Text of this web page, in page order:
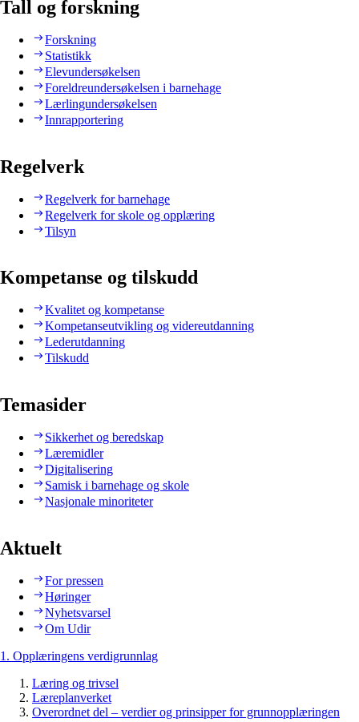
Tall og forskning
Forskning
Statistikk
Elevundersøkelsen
Foreldreundersøkelsen i barnehage
Lærlingundersøkelsen
Innrapportering
Regelverk
Regelverk for barnehage
Regelverk for skole og opplæring
Tilsyn
Kompetanse og tilskudd
Kvalitet og kompetanse
Kompetanseutvikling og videreutdanning
Lederutdanning
Tilskudd
Temasider
Sikkerhet og beredskap
Læremidler
Digitalisering
Samisk i barnehage og skole
Nasjonale minoriteter
Aktuelt
For pressen
Høringer
Nyhetsvarsel
Om Udir
1. Opplæringens verdigrunnlag
Læring og trivsel
Læreplanverket
Overordnet del – verdier og prinsipper for grunnopplæringen